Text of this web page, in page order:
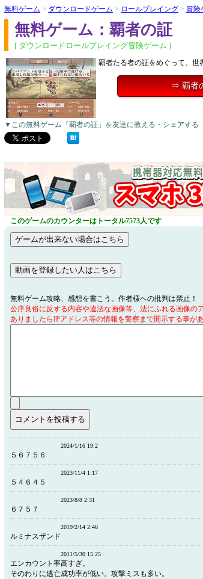
無料ゲーム > ダウンロードゲーム > ロールプレイング > 冒険
無料ゲーム：覇者の証
[ ダウンロードロールプレイング冒険ゲーム ]
覇者たる者の証をめぐって、世
⇒ 覇者
▼この無料ゲーム「覇者の証」を友達に教える・シェアする
このゲームのカウンターはトータル7573人です
無料ゲーム攻略、感想を書こう。作者様への批判は禁止！
公序良俗に反する内容や違法な画像等、法にふれる画像の
ありましたらIPアドレス等の情報を警察まで開示する事が
2024/1/16 19:2
５６７５６
2023/11/4 1:17
５４６４５
2023/8/8 2:31
６７５７
2019/2/14 2:46
ルミナスザンド
2011/5/30 15:25
エンカウント率高すぎ。
そのわりに逃亡成功率が低い。攻撃ミスも多い。